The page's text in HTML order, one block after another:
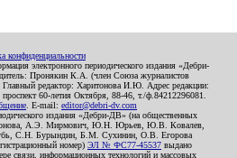
конфиденциальности
электронного периодического издания «Дебри-
Пронякин К.А. (член Союза журналистов
Главный редактор: Харитонова И.Ю. Адрес редакции:
60-летия Октября, 88-46, т./ф.84212296081.
. E-mail: editor@debri-dv.com
издания «Дебри-ДВ» (на общественных
А.Э. Мирмович, Ю.Н. Юрьев, Ю.В. Ковалев,
С.Н. Бурындин, Б.М. Сухинин, О.В. Егорова
номер) ЭЛ № ФС77-45537 выдано
связи, информационных технологий и массовых